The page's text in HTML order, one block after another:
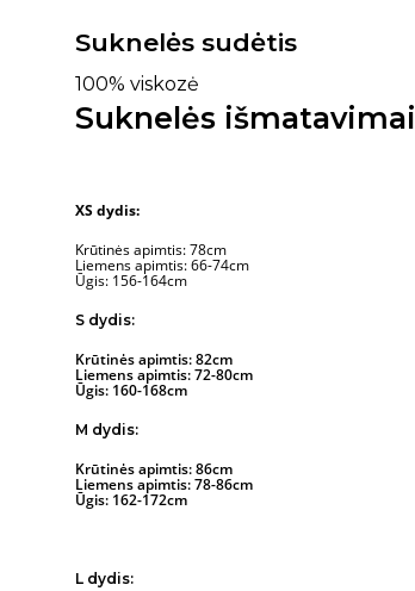
Suknelės sudėtis
100% viskozė
Suknelės išmatavimai
XS dydis:
Krūtinės apimtis: 78cm
Liemens apimtis: 66-74cm
Ūgis: 156-164cm
S dydis:
Krūtinės apimtis: 82cm
Liemens apimtis: 72-80cm
Ūgis: 160-168cm
M dydis:
Krūtinės apimtis: 86cm
Liemens apimtis: 78-86cm
Ūgis: 162-172cm
L dydis: